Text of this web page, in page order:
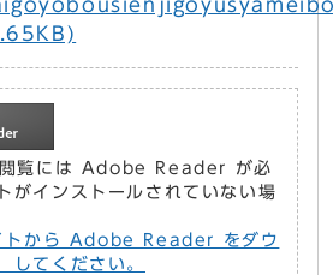
閲覧には Adobe Reader が必
がインストールされていない場
トから Adobe Reader をダウ
してください。